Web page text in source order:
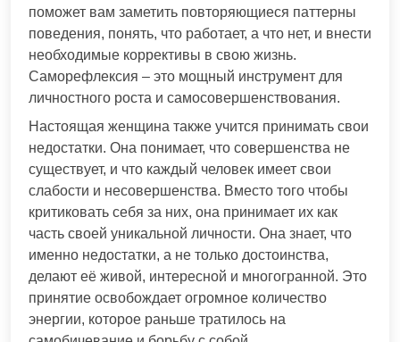
поможет вам заметить повторяющиеся паттерны
поведения, понять, что работает, а что нет, и внести
необходимые коррективы в свою жизнь.
Саморефлексия – это мощный инструмент для
личностного роста и самосовершенствования.
Настоящая женщина также учится принимать свои
недостатки. Она понимает, что совершенства не
существует, и что каждый человек имеет свои
слабости и несовершенства. Вместо того чтобы
критиковать себя за них, она принимает их как
часть своей уникальной личности. Она знает, что
именно недостатки, а не только достоинства,
делают её живой, интересной и многогранной. Это
принятие освобождает огромное количество
энергии, которое раньше тратилось на